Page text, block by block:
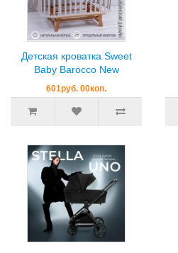
Детская кроватка Sweet
Baby Barocco New
601руб. 00коп.